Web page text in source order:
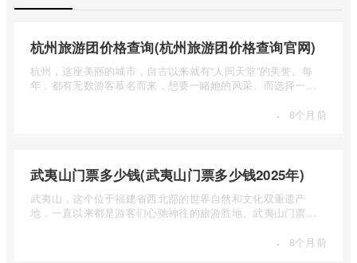
杭州旅游团价格查询(杭州旅游团价格查询官网)
杭州，这座美丽的城市，自古以来就有“人间天堂”的美誉。每
年，都有无数游客慕名而来，想要一睹她的风采。而选择一个
· 8个月前
武夷山门票多少钱(武夷山门票多少钱2025年)
武夷山，这个位于福建省西北部的世界自然和文化双重遗产
地，一直以来都是游客们心驰神往的旅游胜地。武夷山门票多
· 8个月前